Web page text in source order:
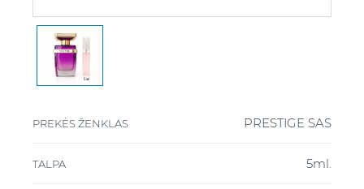
PREKĖS ŽENKLAS PRESTIGE SAS
TALPA 5ml.